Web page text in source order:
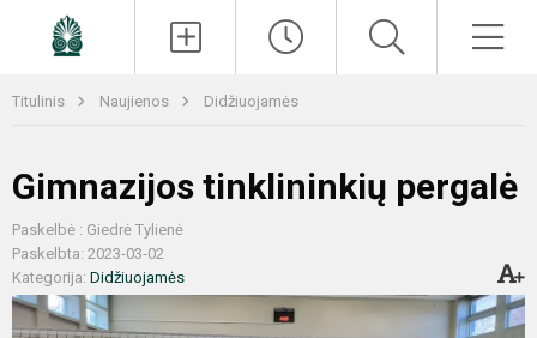
Titulinis Naujienos Didžiuojamės
Gimnazijos tinklininkių pergalė
Paskelbė : Giedrė Tylienė
Paskelbta: 2023-03-02
Kategorija: Didžiuojamės